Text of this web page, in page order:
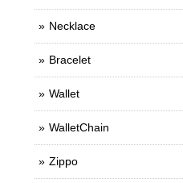
Necklace
Bracelet
Wallet
WalletChain
Zippo